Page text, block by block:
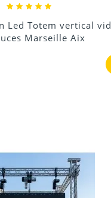
Led Totem vertical
Marseille Aix